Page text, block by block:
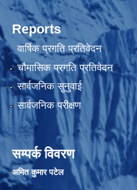
Reports
वार्षिक प्रगति प्रतिवेदन
चौमासिक प्रगति प्रतिवेदन
सार्वजनिक सुनुवाई
सार्वजनिक परीक्षण
सम्पर्क विवरण
अमित कुमार पटेल